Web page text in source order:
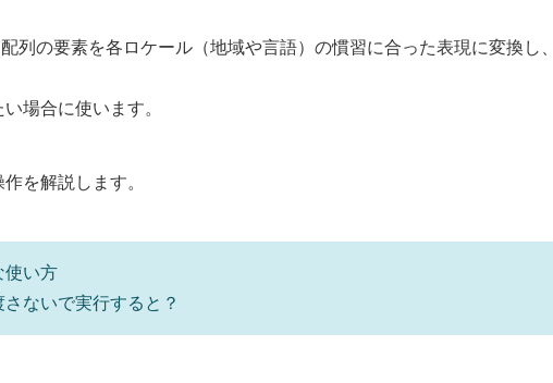
列の要素を各ロケール（地域や言語）の慣習に合った表現に変換し、
場合に使います。
を解説します。
使い方
ないで実行すると？